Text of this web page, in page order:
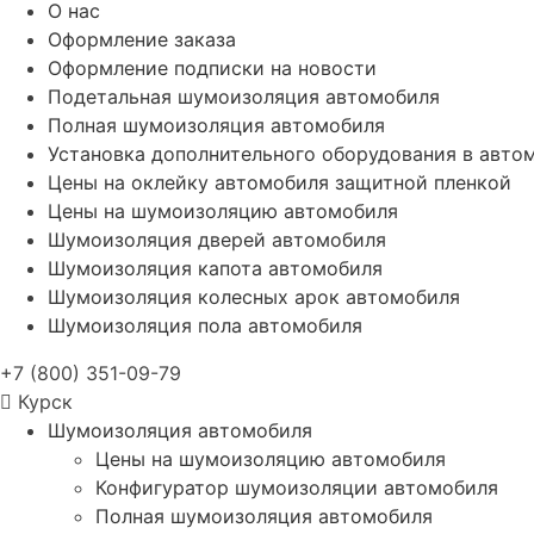
О нас
Оформление заказа
Оформление подписки на новости
Подетальная шумоизоляция автомобиля
Полная шумоизоляция автомобиля
Установка дополнительного оборудования в
Цены на оклейку автомобиля защитной пленкой
Цены на шумоизоляцию автомобиля
Шумоизоляция дверей автомобиля
Шумоизоляция капота автомобиля
Шумоизоляция колесных арок автомобиля
Шумоизоляция пола автомобиля
+7 (800) 351-09-79
Курск
Шумоизоляция автомобиля
Цены на шумоизоляцию автомобиля
Конфигуратор шумоизоляции автомобиля
Полная шумоизоляция автомобиля